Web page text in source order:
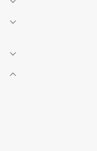
"Rifiuta" o sulla "X"
della
per una corretta